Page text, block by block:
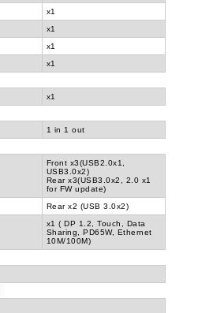
x1
x1
x1
x1
x1
1 in 1 out
Front x3(USB2.0x1,
USB3.0x2)
Rear x3(USB3.0x2, 2.0 x1
for FW update)
Rear x2 (USB 3.0x2)
x1 ( DP 1.2, Touch, Data
Sharing, PD65W, Ethernet
10M/100M)